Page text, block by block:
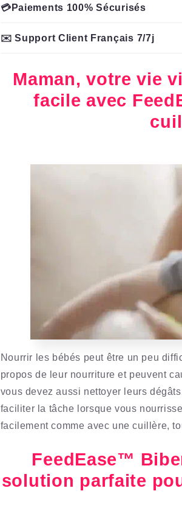
💳Paiements 100% Sécurisés
✉️ Support Client Français 7/7j
Maman, votre vie
facile avec
Nourrir les bébés peut être un peu
propos de leur nourriture et peuvent
vous devez aussi nettoyer leurs
faciliter la tâche lorsque vous
facilement comme avec une cuillère,
FeedEase™
solution parfaite